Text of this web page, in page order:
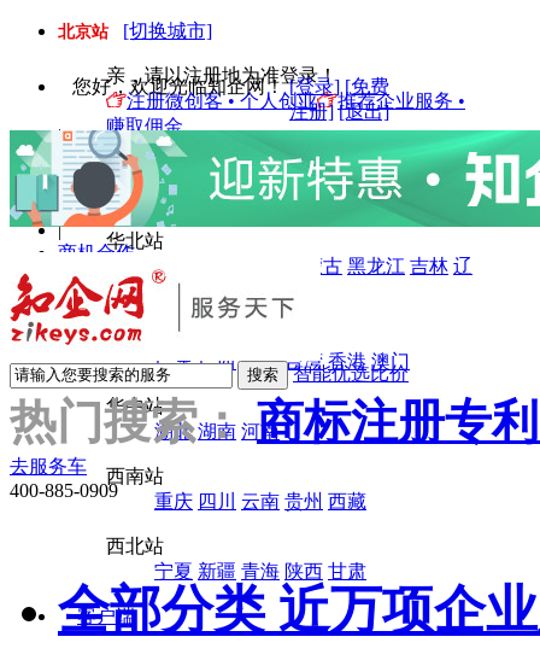
北京站 [切换城市]
亲，请以注册地为准登录！
注册微创客 • 个人创业
推荐企业服务 •
赚取佣金
华东站
上海
江苏 浙江 安徽 山东 福建
华北站
北京
内蒙古 黑龙江 吉林 辽
华南站
广东 广西 海南 台湾 香港 澳门
华中站
湖北 湖南 河南
西南站
重庆 四川 云南 贵州 西藏
西北站
宁夏 新疆 青海 陕西 甘肃
客户端
您好，欢迎光临知企网！[登录] [免费
注册] [退出]
|
我的订单
|
Top店入驻
|
商机合作
服务之旅
|
未读信息
智能优选比价
热门搜索：商标注册专
去服务车
400-885-0909
全部分类 近万项企